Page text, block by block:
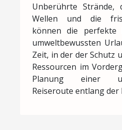
Unberührte Strände,
Wellen und die
können die perfekte
umweltbewussten
Zeit, in der der Schutz
Ressourcen im
Planung einer
Reiseroute entlang der